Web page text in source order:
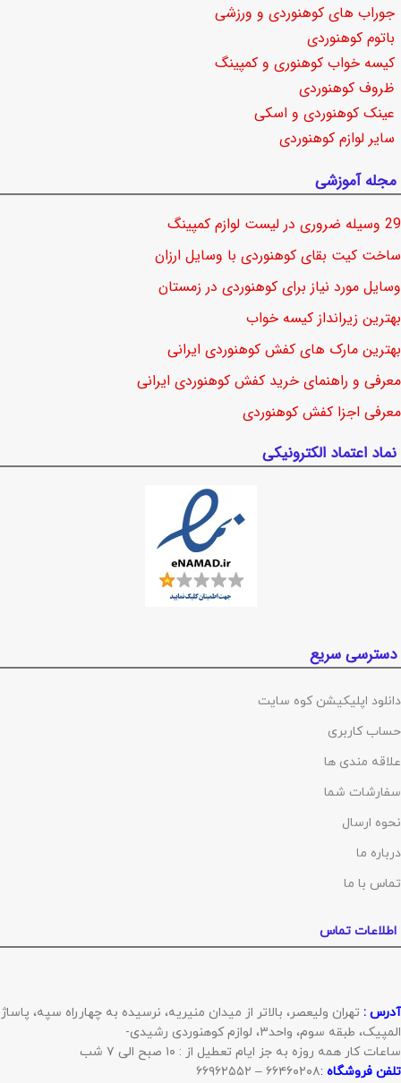
جوراب های کوهنوردی و ورزشی
باتوم کوهنوردی
کیسه خواب کوهنوری و کمپینگ
ظروف کوهنوردی
عینک کوهنوردی و اسکی
سایر لوازم کوهنوردی
مجله آموزشی
29 وسیله ضروری در لیست لوازم کمپینگ
ساخت کیت بقای کوهنوردی با وسایل ارزان
وسایل مورد نیاز برای کوهنوردی در زمستان
بهترین زیرانداز کیسه خواب
بهترین مارک های کفش کوهنوردی ایرانی
معرفی و راهنمای خرید کفش کوهنوردی ایرانی
معرفی اجزا کفش کوهنوردی
نماد اعتماد الکترونیکی
دسترسی سریع
دانلود اپلیکیشن کوه سایت
حساب کاربری
علاقه مندی ها
سفارشات شما
نحوه ارسال
درباره ما
تماس با ما
اطلاعات تماس
آدرس : تهران ولیعصر، بالاتر از میدان منیریه، نرسیده به چهارراه سپه، پاساژ
المپیک، طبقه سوم، واحد۳، لوازم کوهنوردی رشیدی-
ساعات کار همه روزه به جز ایام تعطیل از : ۱۰ صبح الی ۷ شب
تلفن فروشگاه :۶۶۴۶۰۲۰۸ – ۶۶۹۶۲۵۵۲